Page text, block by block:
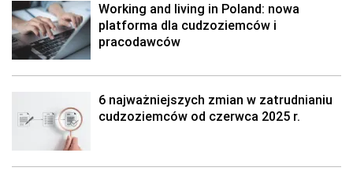
Working and living in Poland: nowa
platforma dla cudzoziemców i
pracodawców
6 najważniejszych zmian w zatrudnianiu
cudzoziemców od czerwca 2025 r.